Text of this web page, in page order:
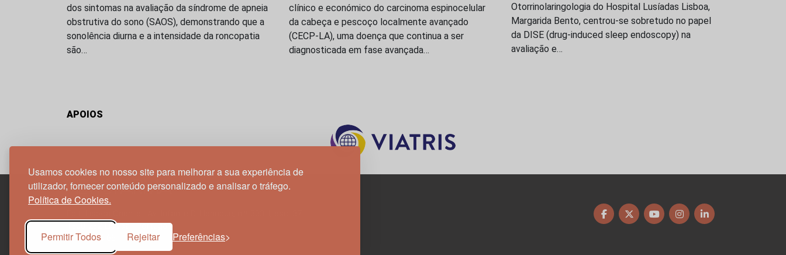
Usamos cookies no nosso site para melhorar a sua experiência de
utilizador, fornecer conteúdo personalizado e analisar o tráfego.
Política de Cookies.
Permitir Todos Rejeitar Preferências
dos sintomas na avaliação da síndrome de apneia
obstrutiva do sono (SAOS), demonstrando que a
sonolência diurna e a intensidade da roncopatia
são…
clínico e económico do carcinoma espinocelular
da cabeça e pescoço localmente avançado
(CECP-LA), uma doença que continua a ser
diagnosticada em fase avançada…
Otorrinolaringologia do Hospital Lusíadas Lisboa,
Margarida Bento, centrou-se sobretudo no papel
da DISE (drug-induced sleep endoscopy) na
avaliação e…
APOIOS
1800-282 Lisboa | Portugal
21 850 40 65